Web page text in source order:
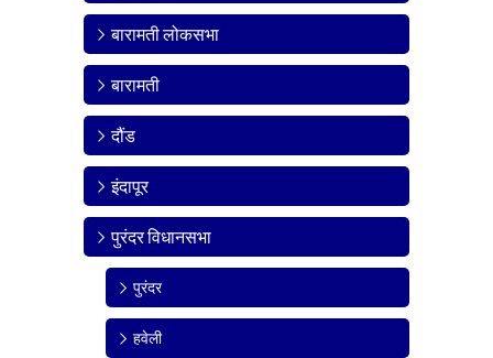
बारामती लोकसभा
बारामती
दौंड
इंदापूर
पुरंदर विधानसभा
पुरंदर
हवेली